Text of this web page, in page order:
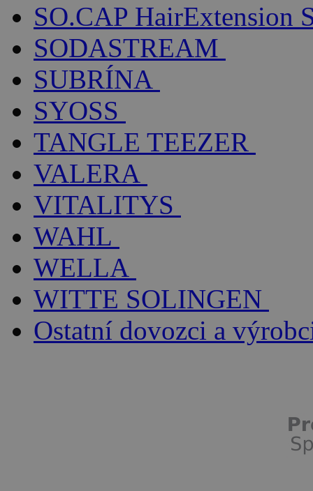
SO.CAP HairExtension
SODASTREAM
SUBRÍNA
SYOSS
TANGLE TEEZER
VALERA
VITALITYS
WAHL
WELLA
WITTE SOLINGEN
Ostatní dovozci a